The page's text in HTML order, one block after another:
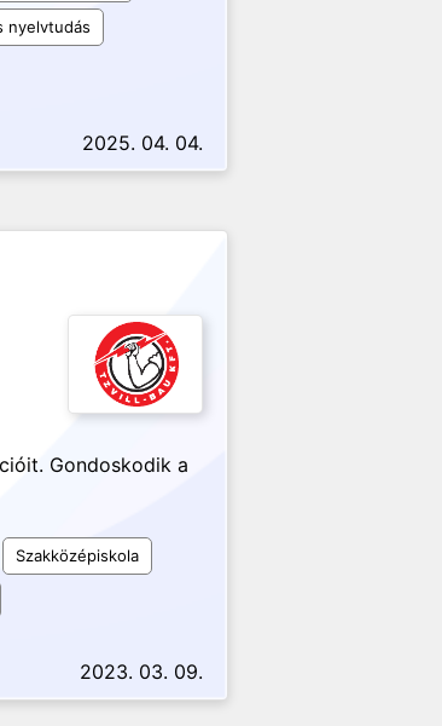
nyelvtudás
2025. 04. 04.
Gondoskodik a
Szakközépiskola
2023. 03. 09.